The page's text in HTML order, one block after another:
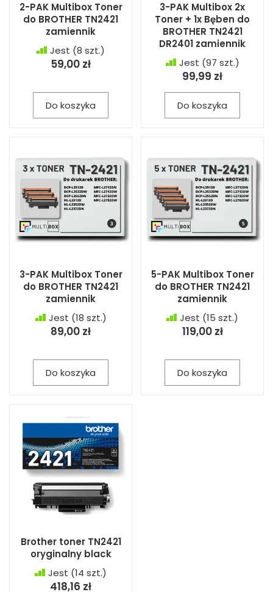
2-PAK Multibox Toner
do BROTHER TN2421
zamiennik
Jest (8 szt.)
59,00 zł
Do koszyka
3-PAK Multibox 2x
Toner + 1x Bęben do
BROTHER TN2421
DR2401 zamiennik
Jest (97 szt.)
99,99 zł
Do koszyka
3-PAK Multibox Toner
do BROTHER TN2421
zamiennik
Jest (18 szt.)
89,00 zł
Do koszyka
5-PAK Multibox Toner
do BROTHER TN2421
zamiennik
Jest (15 szt.)
119,00 zł
Do koszyka
Brother toner TN2421
oryginalny black
Jest (14 szt.)
418,16 zł